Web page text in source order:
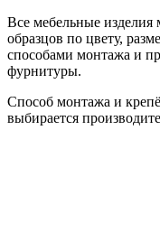
Все мебельные изделия
образцов по цвету,
способами монтажа и
фурнитуры.
Способ монтажа и
выбирается